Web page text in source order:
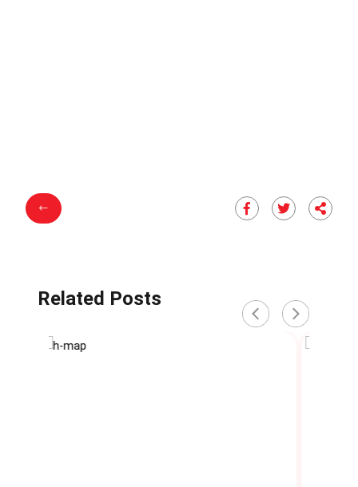
Related Posts ‹ ›